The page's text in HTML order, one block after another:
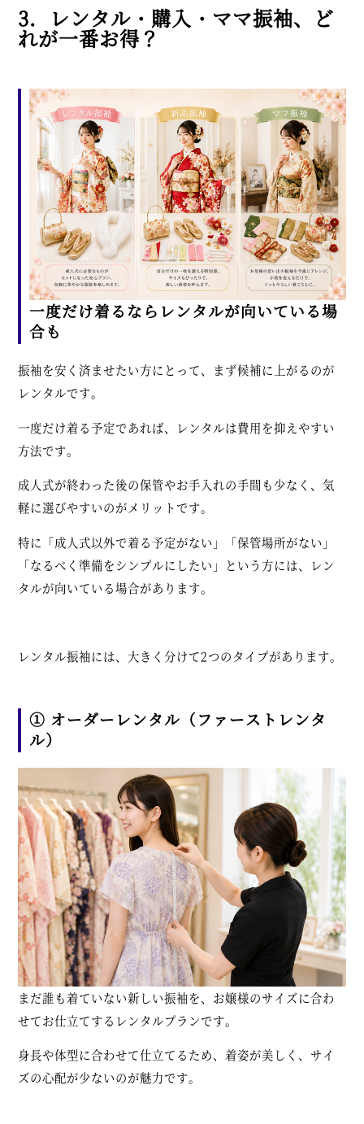
3．レンタル・購入・ママ振袖、ど
れが一番お得？
一度だけ着るならレンタルが向いている場
合も
振袖を安く済ませたい方にとって、まず候補に上がるのが
レンタルです。
一度だけ着る予定であれば、レンタルは費用を抑えやすい
方法です。
成人式が終わった後の保管やお手入れの手間も少なく、気
軽に選びやすいのがメリットです。
特に「成人式以外で着る予定がない」「保管場所がない」
「なるべく準備をシンプルにしたい」という方には、レン
タルが向いている場合があります。
レンタル振袖には、大きく分けて2つのタイプがあります。
① オーダーレンタル（ファーストレンタ
ル）
まだ誰も着ていない新しい振袖を、お嬢様のサイズに合わ
せてお仕立てするレンタルプランです。
身長や体型に合わせて仕立てるため、着姿が美しく、サイ
ズの心配が少ないのが魅力です。